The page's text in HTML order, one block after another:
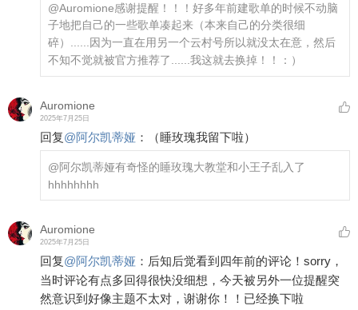
@Auromione感谢提醒！！！好多年前建歌单的时候不动脑
子地把自己的一些歌单凑起来（本来自己的分类很细
碎）......因为一直在用另一个云村号所以就没太在意，然后
不知不觉就被官方推荐了......我这就去换掉！！：）
Auromione
2025年7月25日
回复@阿尔凯蒂娅 ： （睡玫瑰我留下啦）
@阿尔凯蒂娅有奇怪的睡玫瑰大教堂和小王子乱入了
hhhhhhhh
Auromione
2025年7月25日
回复@阿尔凯蒂娅 ： 后知后觉看到四年前的评论！sorry，
当时评论有点多回得很快没细想，今天被另外一位提醒突
然意识到好像主题不太对，谢谢你！！已经换下啦